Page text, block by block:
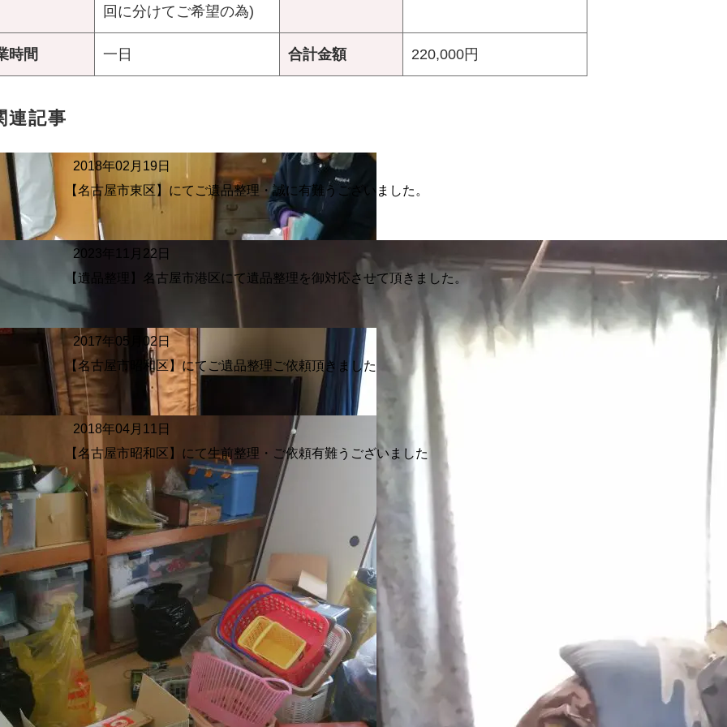
回に分けてご希望の為)
時間 一日 合計金額 220,000円
連記事
2018年02月19日
【名古屋市東区】にてご遺品整理・誠に有難うございました。
2023年11月22日
【遺品整理】名古屋市港区にて遺品整理を御対応させて頂きました。
2017年05月02日
【名古屋市昭和区】にてご遺品整理ご依頼頂きました
2018年04月11日
【名古屋市昭和区】にて生前整理・ご依頼有難うございました
の家財整理、ゴミ屋敷化した室内整理 に関するご相談やご質問は、
までお気軽にお問合せください 。
対応地域